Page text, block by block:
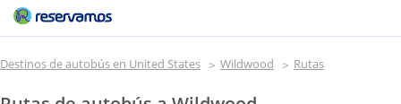
Destinos de autobús en United States Wildwood Rutas